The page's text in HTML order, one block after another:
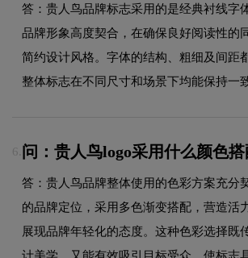
答：贵人鸟品牌标志采用的是经典衬线字
品牌形象高度契合，在确保良好阅读性的
简约设计风格。字体的结构、粗细及间距
整体标志在不同尺寸和场景下均能保持一
6. 问：贵人鸟logo采用什么颜色搭
答：贵人鸟品牌整体使用的色彩方案充分
的品牌定位，采用多色渐变搭配，营造活
展现品牌年轻化的态度。这种色彩选择既